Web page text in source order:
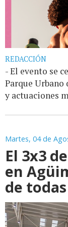
REDACCIÓN
- El evento se
Parque
y actuaciones
Martes, 04 de
El 3x3
en
de